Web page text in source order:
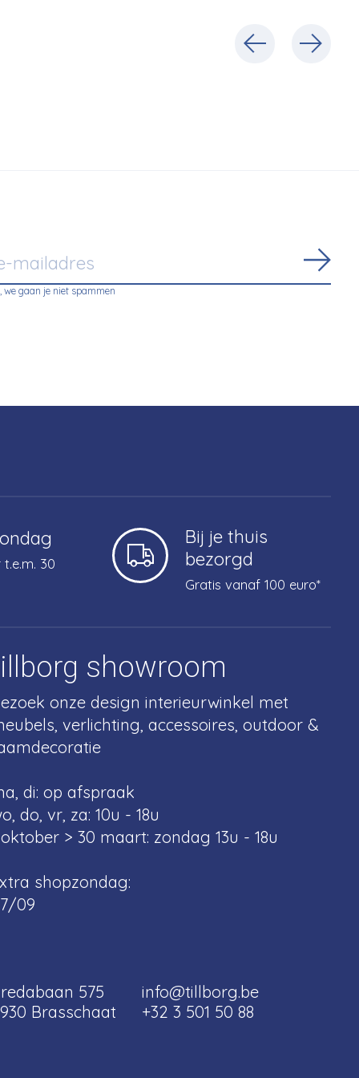
we gaan je niet spammen
30
Bij je thuis
bezorgd
Gratis vanaf 100 euro*
showroom
onze design interieurwinkel met
verlichting, accessoires, outdoor &
di: op afspraak
do, vr, za: 10u - 18u
oktober > 30 maart: zondag 13u - 18u
shopzondag:
09
575
Brasschaat
info@tillborg.be
+32 3 501 50 88